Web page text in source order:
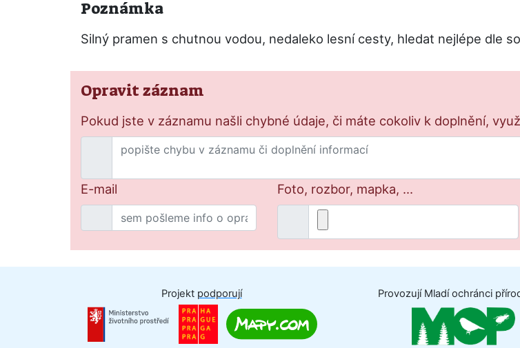
Poznámka
Silný pramen s chutnou vodou, nedaleko lesní cesty, hledat nejlépe dle
Opravit záznam
Pokud jste v záznamu našli chybné údaje, či máte cokoliv k doplnění,
E-mail Foto, rozbor, mapka, ...
Projekt podporují Provozují Mladí ochránci